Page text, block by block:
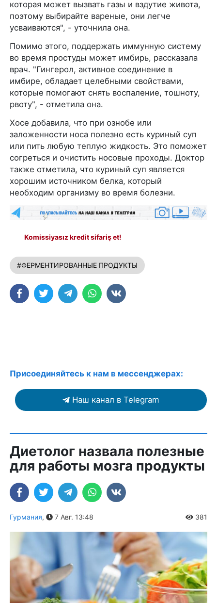
которая может вызвать газы и вздутие живота,
поэтому выбирайте вареные, они легче
усваиваются", - уточнила она.
Помимо этого, поддержать иммунную систему
во время простуды может имбирь, рассказала
врач. "Гингерол, активное соединение в
имбире, обладает целебными свойствами,
которые помогают снять воспаление, тошноту,
рвоту", - отметила она.
Хосе добавила, что при ознобе или
заложенности носа полезно есть куриный суп
или пить любую теплую жидкость. Это поможет
согреться и очистить носовые проходы. Доктор
также отметила, что куриный суп является
хорошим источником белка, который
необходим организму во время болезни.
Komissiyasız kredit sifariş et!
#ФЕРМЕНТИРОВАННЫЕ ПРОДУКТЫ
Присоединяйтесь к нам в мессенджерах:
Наш канал в Telegram
Диетолог назвала полезные
для работы мозга продукты
Гурмания, 7 Авг. 13:48 381